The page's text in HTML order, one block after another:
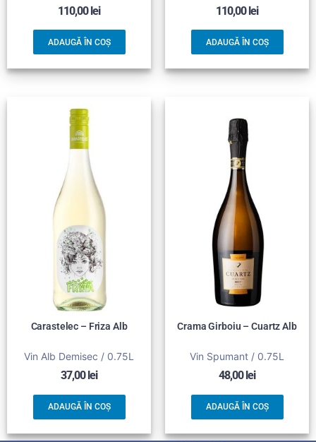
110,00lei
ADAUGĂ ÎN COȘ
110,00lei
ADAUGĂ ÎN COȘ
Carastelec – Friza Alb
Vin Alb Demisec / 0.75L
37,00 lei
ADAUGĂ ÎN COȘ
Crama Girboiu – Cuartz Alb
Vin Spumant / 0.75L
48,00 lei
ADAUGĂ ÎN COȘ